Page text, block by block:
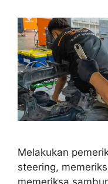
Melakukan
steering,
memeriksa